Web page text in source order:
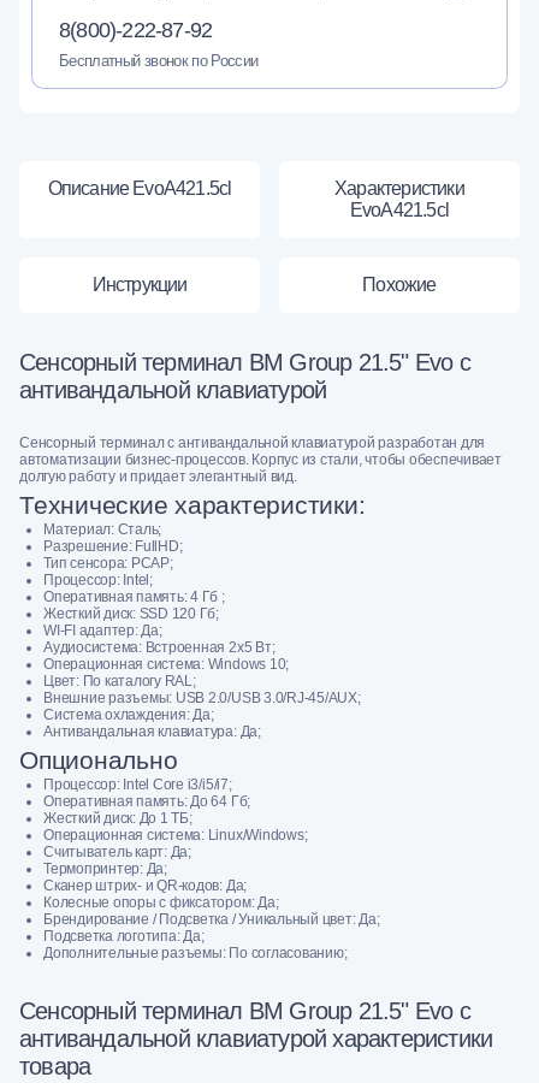
8(800)-222-87-92
Бесплатный звонок по России
Описание EvoА421.5cl
Характеристики
EvoА421.5cl
Инструкции Похожие
Сенсорный терминал BM Group 21.5" Evo c
антивандальной клавиатурой
Сенсорный терминал с антивандальной клавиатурой разработан для
автоматизации бизнес-процессов. Корпус из стали, чтобы обеспечивает
долгую работу и придает элегантный вид.
Технические характеристики:
Материал: Сталь;
Разрешение: FullHD;
Тип сенсора: PCAP;
Процессор: Intel;
Оперативная память: 4 Гб ;
Жесткий диск: SSD 120 Гб;
WI-FI адаптер: Да;
Аудиосистема: Встроенная 2х5 Вт;
Операционная система: Windows 10;
Цвет: По каталогу RAL;
Внешние разъемы: USB 2.0/USB 3.0/RJ-45/AUX;
Система охлаждения: Да;
Антивандальная клавиатура: Да;
Опционально
Процессор: Intel Core i3/i5/i7;
Оперативная память: До 64 Гб;
Жесткий диск: До 1 ТБ;
Операционная система: Linux/Windows;
Считыватель карт: Да;
Термопринтер: Да;
Сканер штрих- и QR-кодов: Да;
Колесные опоры с фиксатором: Да;
Брендирование / Подсветка / Уникальный цвет: Да;
Подсветка логотипа: Да;
Дополнительные разъемы: По согласованию;
Сенсорный терминал BM Group 21.5" Evo c
антивандальной клавиатурой характеристики
товара